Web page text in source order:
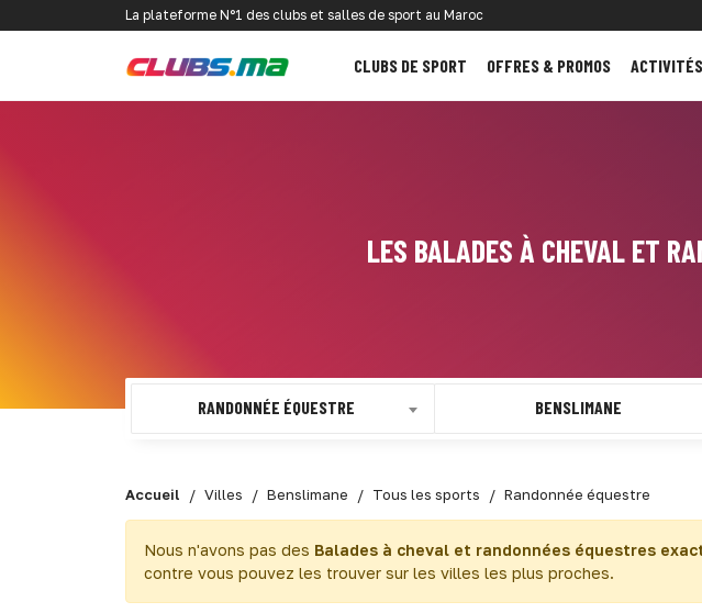
La plateforme N°1 des clubs et salles de sport au Maroc
CLUBS DE SPORT OFFRES & PROMOS
LES BALADES À CHEVAL ET
RANDONNÉE ÉQUESTRE BENSLIMANE
Accueil Villes Benslimane Tous les sports Randonnée équestre
Nous n'avons pas des Balades à cheval et randonnées équestres
contre vous pouvez les trouver sur les villes les plus proches.